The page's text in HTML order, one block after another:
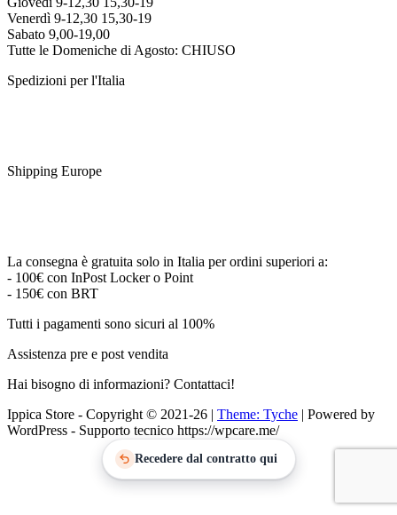
Venerdì 9-12,30 15,30-19
Sabato 9,00-19,00
Tutte le Domeniche di Agosto: CHIUSO
Spedizioni per l'Italia
Shipping Europe
La consegna è gratuita solo in Italia per ordini superiori a:
- 100€ con InPost Locker o Point
- 150€ con BRT
Tutti i pagamenti sono sicuri al 100%
Assistenza pre e post vendita
Hai bisogno di informazioni? Contattaci!
Ippica Store - Copyright © 2021-26 | Theme: Tyche | Powered by
WordPress - Supporto tecnico https://wpcare.me/
Recedere dal contratto qui